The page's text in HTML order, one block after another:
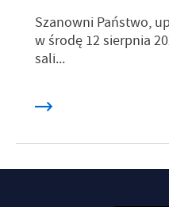
Szanowni Państwo,
w środę 12 sierpnia
sali...